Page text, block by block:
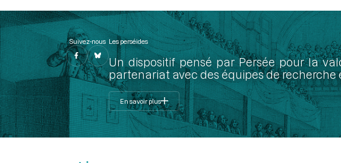
Suivez-nous Les perséides
Un dispositif pensé par Persée pour la
partenariat avec des équipes de
En savoir plus